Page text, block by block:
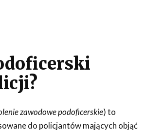
zawodowe podoficerskie) to
do policjantów mających objąć